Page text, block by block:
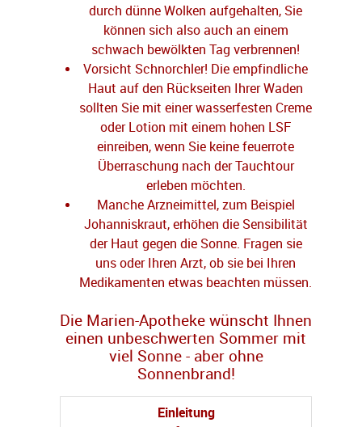
durch dünne Wolken aufgehalten, Sie
können sich also auch an einem
schwach bewölkten Tag verbrennen!
Vorsicht Schnorchler! Die empfindliche
Haut auf den Rückseiten Ihrer Waden
sollten Sie mit einer wasserfesten Creme
oder Lotion mit einem hohen LSF
einreiben, wenn Sie keine feuerrote
Überraschung nach der Tauchtour
erleben möchten.
Manche Arzneimittel, zum Beispiel
Johanniskraut, erhöhen die Sensibilität
der Haut gegen die Sonne. Fragen sie
uns oder Ihren Arzt, ob sie bei Ihren
Medikamenten etwas beachten müssen.
Die Marien-Apotheke wünscht Ihnen
einen unbeschwerten Sommer mit
viel Sonne - aber ohne
Sonnenbrand!
Einleitung